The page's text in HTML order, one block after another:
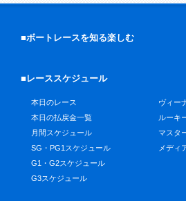
■ボートレースを知る楽しむ
■レーススケジュール
本日のレース
本日の払戻金一覧
月間スケジュール
SG・PG1スケジュール
G1・G2スケジュール
G3スケジュール
ヴィー
ルーキ
マスタ
メディ